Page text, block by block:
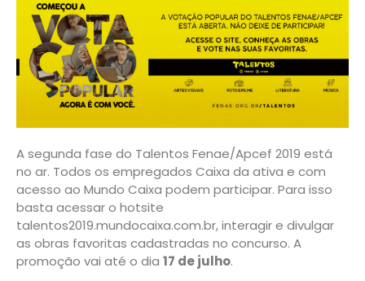
A segunda fase do Talentos Fenae/Apcef 2019 está
no ar. Todos os empregados Caixa da ativa e com
acesso ao Mundo Caixa podem participar. Para isso
basta acessar o hotsite
talentos2019.mundocaixa.com.br, interagir e divulgar
as obras favoritas cadastradas no concurso. A
promoção vai até o dia 17 de julho.